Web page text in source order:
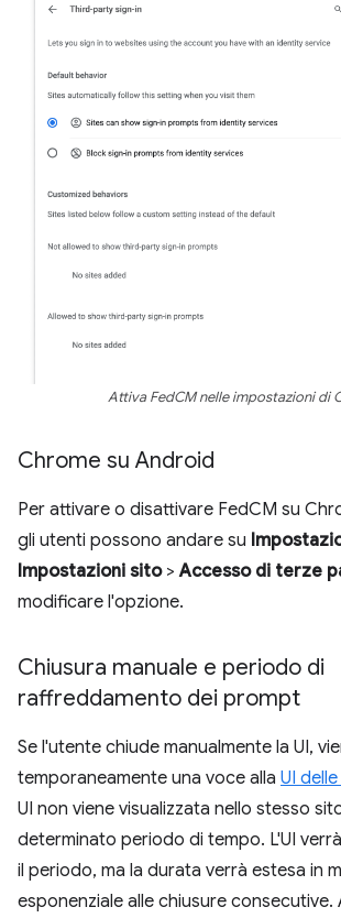
Attiva FedCM nelle impostazioni di
Chrome su Android
Per attivare o disattivare FedCM su
gli utenti possono andare su
Impostazioni sito>Accesso di terze
modificare l'opzione.
Chiusura manuale e periodo di
raffreddamento dei prompt
Se l'utente chiude manualmente la UI,
temporaneamente una voce alla UI
UI non viene visualizzata nello stesso
determinato periodo di tempo. L'UI
il periodo, ma la durata verrà estesa in
esponenziale alle chiusure consecutive.